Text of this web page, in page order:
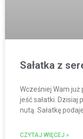
Sałatka z
Wcześniej Wam już
jeść sałatki. Dzisiaj
nutą. Sałatkę
CZYTAJ WIĘCEJ »